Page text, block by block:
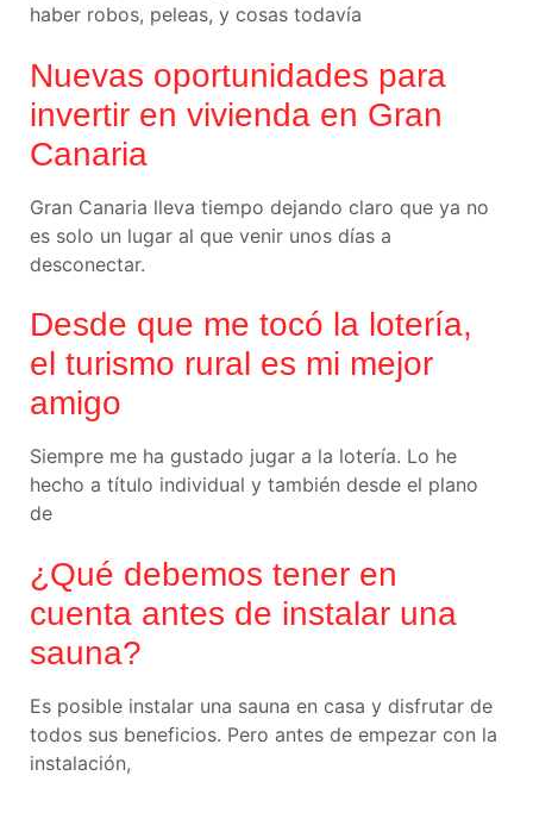
haber robos, peleas, y cosas todavía
Nuevas oportunidades para
invertir en vivienda en Gran
Canaria
Gran Canaria lleva tiempo dejando claro que ya no
es solo un lugar al que venir unos días a
desconectar.
Desde que me tocó la lotería,
el turismo rural es mi mejor
amigo
Siempre me ha gustado jugar a la lotería. Lo he
hecho a título individual y también desde el plano
de
¿Qué debemos tener en
cuenta antes de instalar una
sauna?
Es posible instalar una sauna en casa y disfrutar de
todos sus beneficios. Pero antes de empezar con la
instalación,